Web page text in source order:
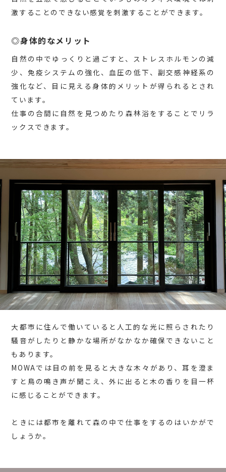
激することのできない感覚を刺激することができます。
◎身体的なメリット
自然の中でゆっくりと過ごすと、ストレスホルモンの減
少、免疫システムの強化、血圧の低下、副交感神経系の
強化など、目に見える身体的メリットが得られるとされ
ています。
仕事の合間に自然を見つめたり森林浴をすることでリラ
ックスできます。
大都市に住んで働いていると人工的な光に照らされたり
騒音がしたりと静かな場所がなかなか確保できないこと
もあります。
MOWAでは目の前を見ると大きな木々があり、耳を澄ま
すと鳥の鳴き声が聞こえ、外に出ると木の香りを目一杯
に感じることができます。
ときには都市を離れて森の中で仕事をするのはいかがで
しょうか。